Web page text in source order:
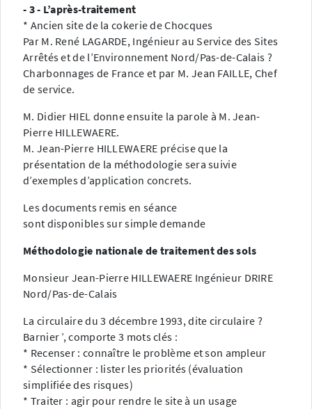
- 3 - L’après-traitement
* Ancien site de la cokerie de Chocques
Par M. René LAGARDE, Ingénieur au Service des Sites
Arrêtés et de l’Environnement Nord/Pas-de-Calais ?
Charbonnages de France et par M. Jean FAILLE, Chef
de service.
M. Didier HIEL donne ensuite la parole à M. Jean-
Pierre HILLEWAERE.
M. Jean-Pierre HILLEWAERE précise que la
présentation de la méthodologie sera suivie
d’exemples d’application concrets.
Les documents remis en séance
sont disponibles sur simple demande
Méthodologie nationale de traitement des sols
Monsieur Jean-Pierre HILLEWAERE Ingénieur DRIRE
Nord/Pas-de-Calais
La circulaire du 3 décembre 1993, dite circulaire ?
Barnier ’, comporte 3 mots clés :
* Recenser : connaître le problème et son ampleur
* Sélectionner : lister les priorités (évaluation
simplifiée des risques)
* Traiter : agir pour rendre le site à un usage